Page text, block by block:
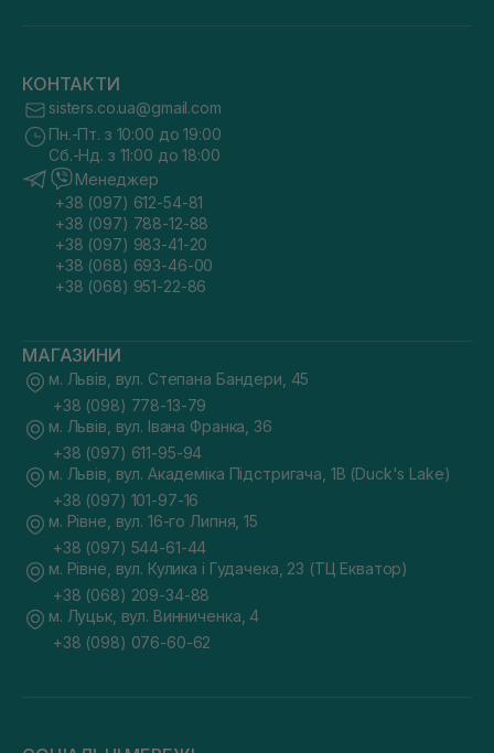
КОНТАКТИ
sisters.co.ua@gmail.com
Пн.-Пт. з 10:00 до 19:00
Сб.-Нд. з 11:00 до 18:00
Менеджер
+38 (097) 612-54-81
+38 (097) 788-12-88
+38 (097) 983-41-20
+38 (068) 693-46-00
+38 (068) 951-22-86
МАГАЗИНИ
м. Львів, вул. Степана Бандери, 45
+38 (098) 778-13-79
м. Львів, вул. Івана Франка, 36
+38 (097) 611-95-94
м. Львів, вул. Академіка Підстригача, 1В (Duck's Lake)
+38 (097) 101-97-16
м. Рівне, вул. 16-го Липня, 15
+38 (097) 544-61-44
м. Рівне, вул. Кулика і Гудачека, 23 (ТЦ Екватор)
+38 (068) 209-34-88
м. Луцьк, вул. Винниченка, 4
+38 (098) 076-60-62